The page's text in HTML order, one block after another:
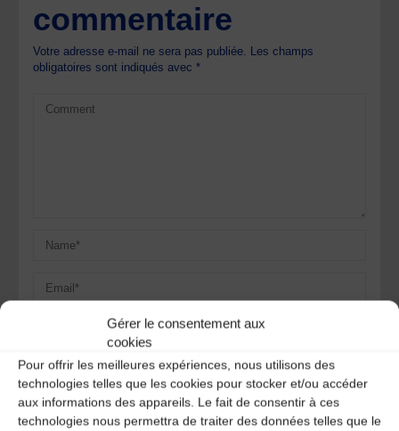
Gérer le consentement aux
cookies
Pour offrir les meilleures expériences, nous utilisons des
technologies telles que les cookies pour stocker et/ou accéder
aux informations des appareils. Le fait de consentir à ces
technologies nous permettra de traiter des données telles que le
commentaire
Votre adresse e-mail ne sera pas publiée. Les champs
obligatoires sont indiqués avec*
Save my name, email, and site URL in my browser for next
time I post a comment.